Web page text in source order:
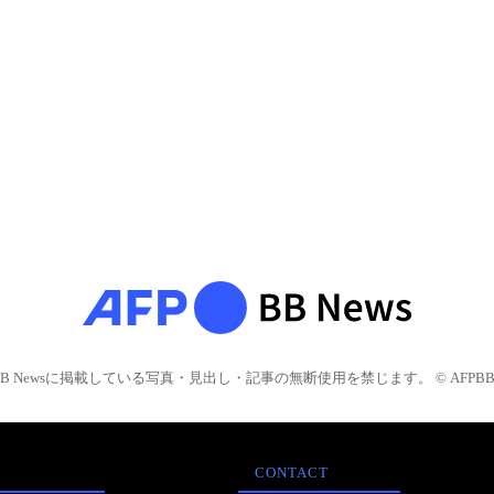
Newsに掲載している写真・見出し・記事の無断使用を禁じます。 © AFPBB
CONTACT